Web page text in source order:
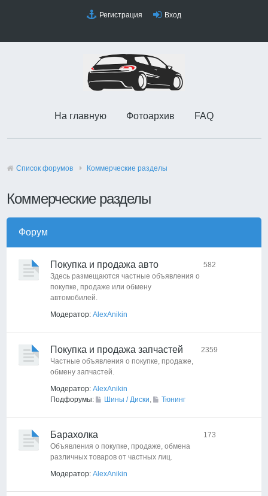
Регистрация Вход
На главную Фотоархив FAQ
Список форумов Коммерческие разделы
Коммерческие разделы
Форум
Покупка и продажа авто
Здесь размещаются частные объявления о
покупке, продаже или обмену
автомобилей.
Модератор: AlexAnikin
582
Покупка и продажа запчастей
Частные объявления о покупке, продаже,
обмену запчастей.
Модератор: AlexAnikin
Подфорумы:
Шины / Диски, Тюнинг
2359
Барахолка
Объявления о покупке, продаже, обмена
различных товаров от частных лиц.
Модератор: AlexAnikin
173